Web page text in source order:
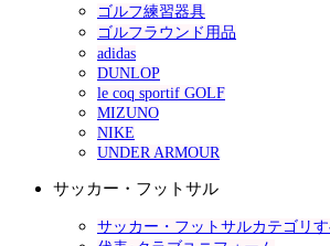
ゴルフ練習器具
ゴルフラウンド用品
adidas
DUNLOP
le coq sportif GOLF
MIZUNO
NIKE
UNDER ARMOUR
サッカー・フットサル
サッカー・フットサルカテゴリ